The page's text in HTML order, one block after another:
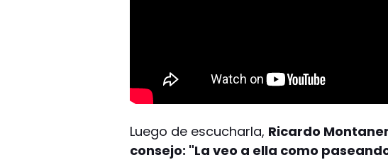
Luego de escucharla, Ricardo
consejo: "La veo a ella como